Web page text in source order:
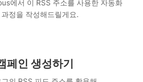
에서 이 RSS 주소를 사용한 자동화
정을 작성해드릴게요.
페인 생성하기